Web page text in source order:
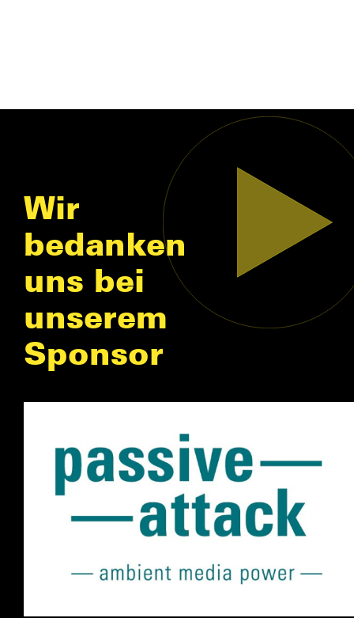
Wir
bedanken
uns bei
unserem
Sponsor